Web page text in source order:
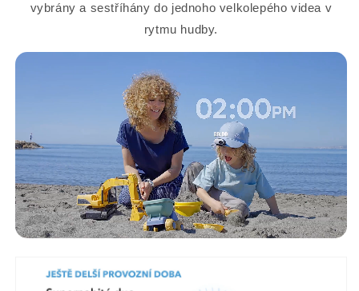
vybrány a sestříhány do jednoho velkolepého videa v
rytmu hudby.